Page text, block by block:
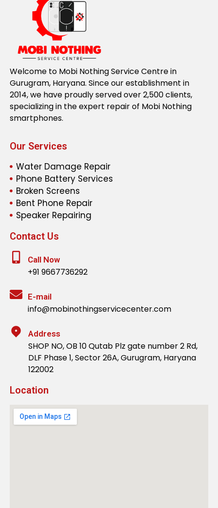
Welcome to Mobi Nothing Service Centre in
Gurugram, Haryana. Since our establishment in
2014, we have proudly served over 2,500 clients,
specializing in the expert repair of Mobi Nothing
smartphones.
Our Services
Water Damage Repair
Phone Battery Services
Broken Screens
Bent Phone Repair
Speaker Repairing
Contact Us
Call Now
+91 9667736292
E-mail
info@mobinothingservicecenter.com
Address
SHOP NO, OB 10 Qutab Plz gate number 2 Rd,
DLF Phase 1, Sector 26A, Gurugram, Haryana
122002
Location